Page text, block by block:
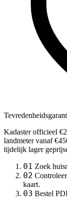
Kadaster officieel
landmetervanaf
tijdelijk lager
01 Zoek
02
kaart.
03 Bestel